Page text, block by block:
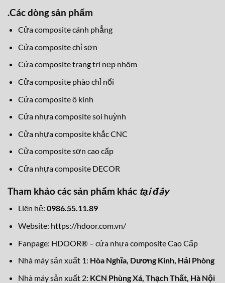
.Các dòng sản phẩm
Cửa composite cánh phẳng
Cửa composite chỉ sơn
Cửa composite trang trí nẹp nhôm
Cửa composite phào chỉ nổi
Cửa composite ô kính
Cửa nhựa composite soi huỳnh
Cửa nhựa composite khắc CNC
Cửa composite sơn cao cấp
Cửa nhựa composite DECOR
Tham khảo các sản phẩm khác tại đây
Liên hệ: 0986.55.11.89
Website: https://hdoor.com.vn/
Fanpage: HDOOR® – cửa nhựa composite Cao Cấp
Nhà máy sản xuất 1: Hòa Nghĩa, Dương Kinh, Hải Phòng
Nhà máy sản xuất 2: KCN Phùng Xá, Thạch Thất, Hà Nội